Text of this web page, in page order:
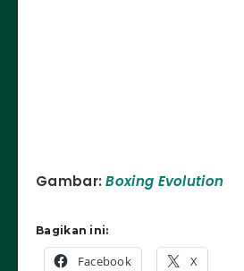
Gambar: Boxing Evolution
Bagikan ini:
Facebook X